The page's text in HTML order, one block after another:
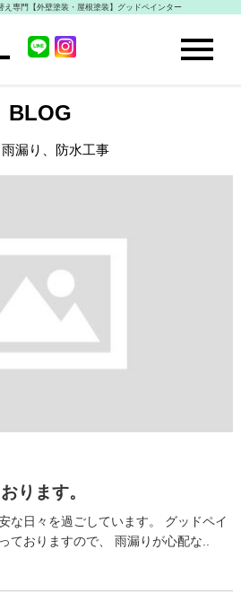
専門【外壁塗装・屋根塗装】グッドペインター
BLOG
雨漏り、防水工事
ります。
な日々を過ごしています。 グッドペイ
ておりますので、 雨漏りが心配な..